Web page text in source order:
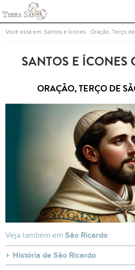
Ir para a página inicial
Você está em:Santos e Ícones .Oração, Terço
SANTOS E ÍCONES
ORAÇÃO, TERÇO DE
Veja também emSão Ricardo
História de São Ricardo